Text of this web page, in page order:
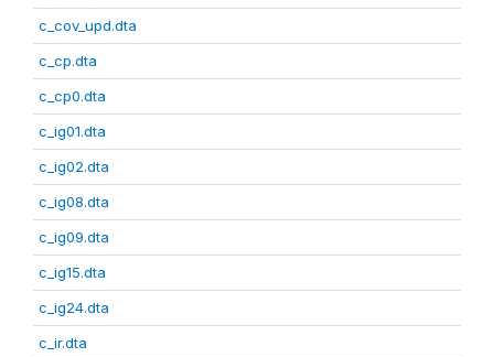
c_cov_upd.dta
c_cp.dta
c_cp0.dta
c_ig01.dta
c_ig02.dta
c_ig08.dta
c_ig09.dta
c_ig15.dta
c_ig24.dta
c_ir.dta